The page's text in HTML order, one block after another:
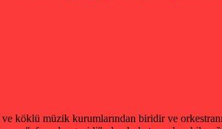
köklü müzik kurumlarından biridir ve